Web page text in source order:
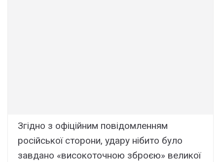
Згідно з офіційним повідомленням
російської сторони, удару нібито було
завдано «високоточною зброєю» великої